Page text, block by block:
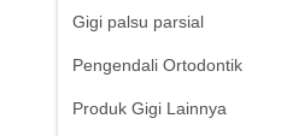
Gigi palsu parsial
Pengendali Ortodontik
Produk Gigi Lainnya